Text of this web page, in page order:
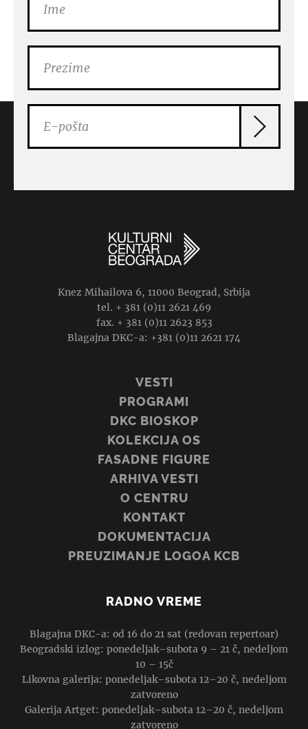
Knez Mihailova 6, 11000 Beograd, Srbija
tel. + 381 (0)11 2621 469
fax. + 381 (0)11 2623 853
Blagajna DKC-a: +381 (0)11 2621 174
VESTI
PROGRAMI
DKC BIOSKOP
KOLEKCIJA OS
FASADNE FIGURE
ARHIVA VESTI
O CENTRU
KONTAKT
DOKUMENTACIJA
PREUZIMANJE LOGOA KCB
RADNO VREME
Blagajna DKC-a: od 16 do 21 sat (redovan repertoar)
Beogradski izlog: ponedeljak–subota 9 – 21 č, nedeljom
10 – 15č
Likovna galerija: ponedeljak–subota 12–20 č, nedeljom
zatvoreno
Galerija Artget: ponedeljak–subota 12–20 č, nedeljom
zatvoreno